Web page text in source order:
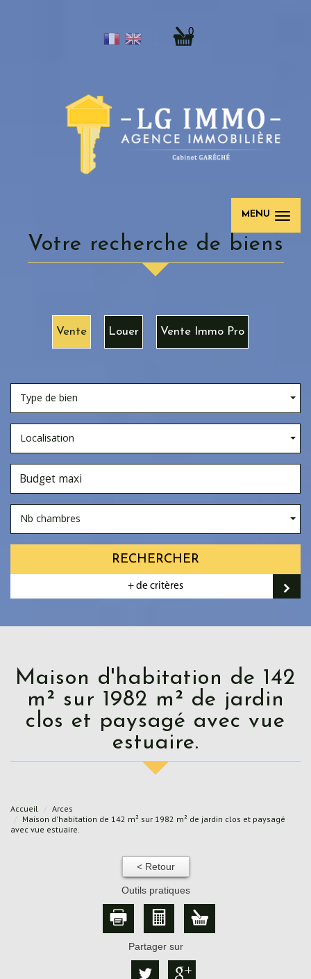
0
MENU
votre recherche de biens
Vente Louer Vente Immo Pro
Type de bien
Localisation
Nb chambres
RECHERCHER
+ de critères
Maison d'habitation de 142
m² sur 1982 m² de jardin
clos et paysagé avec vue
estuaire.
Accueil
Arces
Maison d'habitation de 142 m² sur 1982 m² de jardin clos et paysagé
avec vue estuaire.
< Retour
Outils pratiques
Partager sur